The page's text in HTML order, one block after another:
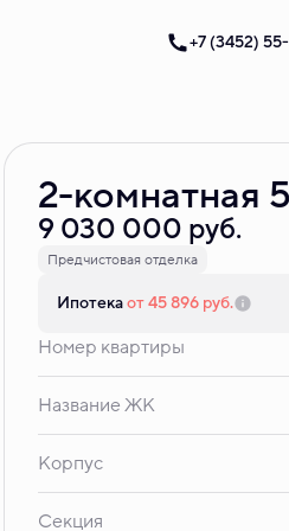
+7 (3452)
2-комнатная
9 030 000 руб.
Предчистовая отделка
Ипотекаот 45 896 руб.
Номер квартиры
Название ЖК
Корпус
Секция